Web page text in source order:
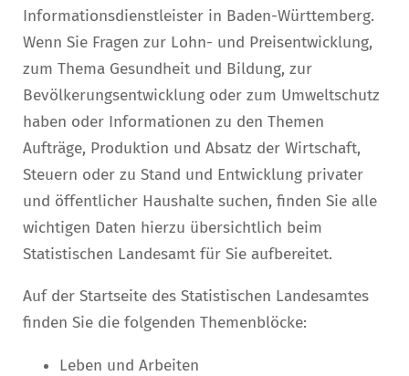
Informationsdienstleister in Baden-Württemberg.
Wenn Sie Fragen zur Lohn- und Preisentwicklung,
zum Thema Gesundheit und Bildung, zur
Bevölkerungsentwicklung oder zum Umweltschutz
haben oder Informationen zu den Themen
Aufträge, Produktion und Absatz der Wirtschaft,
Steuern oder zu Stand und Entwicklung privater
und öffentlicher Haushalte suchen, finden Sie alle
wichtigen Daten hierzu übersichtlich beim
Statistischen Landesamt für Sie aufbereitet.
Auf der Startseite des Statistischen Landesamtes
finden Sie die folgenden Themenblöcke:
Leben und Arbeiten